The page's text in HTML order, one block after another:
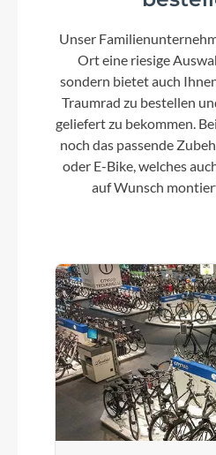
Unser
Ort eine riesige
sondern bietet auch
Traumrad zu bestellen
geliefert zu bekommen.
noch das passende
oder E-Bike, welches
auf Wunsch